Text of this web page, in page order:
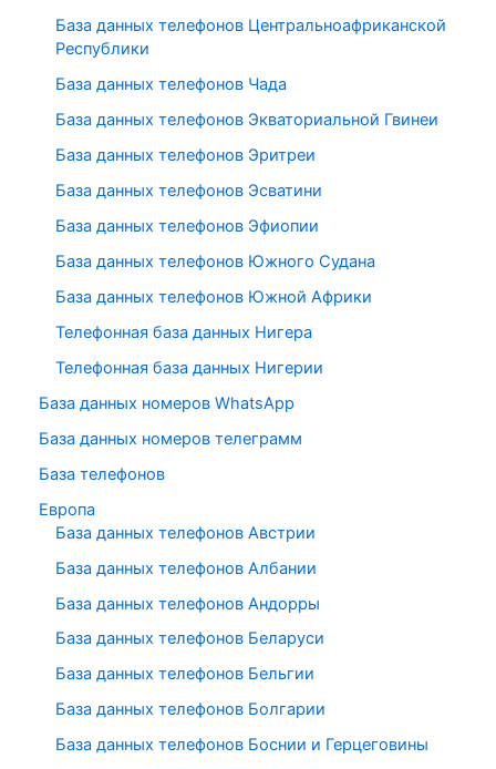
База данных телефонов Центральноафриканской
Республики
База данных телефонов Чада
База данных телефонов Экваториальной Гвинеи
База данных телефонов Эритреи
База данных телефонов Эсватини
База данных телефонов Эфиопии
База данных телефонов Южного Судана
База данных телефонов Южной Африки
Телефонная база данных Нигера
Телефонная база данных Нигерии
База данных номеров WhatsApp
База данных номеров телеграмм
База телефонов
Европа
База данных телефонов Австрии
База данных телефонов Албании
База данных телефонов Андорры
База данных телефонов Беларуси
База данных телефонов Бельгии
База данных телефонов Болгарии
База данных телефонов Боснии и Герцеговины